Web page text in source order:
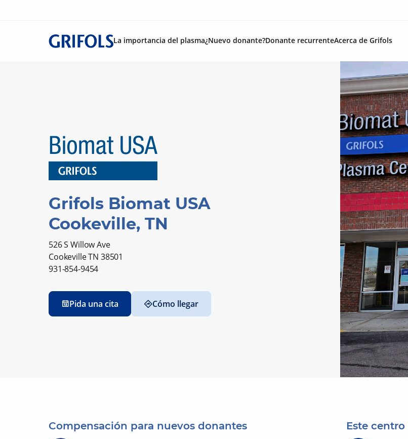
La importancia del plasma¿Nuevo donante?Donante recurrenteAcerca de Grifols
Grifols Biomat USA
Cookeville, TN
526 S Willow Ave
Cookeville TN 38501
931-854-9454
Pida una cita Cómo llegar
Compensación para nuevos donantes Este centro